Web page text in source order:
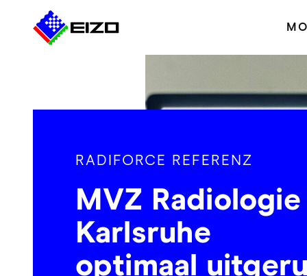
RADIFORCE REFERENZ
MVZ Radiologie
Karlsruhe
optimaal